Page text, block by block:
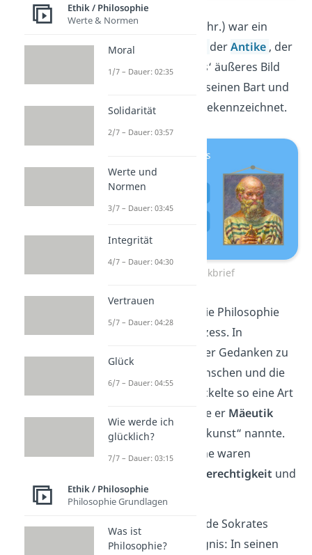
Sokrates(469 – 399 v. Chr.) war ein
griechischer
derAntike , der
in Athen lebte. Sokrates‘ äußeres Bild
wurde vor allem durch seinen Bart und
seine zerfurchte Stirn gekennzeichnet.
Sokrates Steckbrief
Für Sokrates bestand die Philosophie
aus einem offenen Prozess. In
versuchte er Gedanken zu
entwickeln, die den Menschen und die
Welt erklären. Er entwickelte so eine Art
des Philosophierens, die er Mäeutik
oder auch „Hebammenkunst“ nannte.
Thema seiner Gespräche waren
Gerechtigkeit und
dieSeele.
Seine Lebensweise wurde Sokrates
allerdings zum Verhängnis: In seinen
Ethik / Philosophie
Werte & Normen
Moral
1/7 – Dauer: 02:35
Solidarität
2/7 – Dauer: 03:57
Werte und
Normen
3/7 – Dauer: 03:45
Integrität
4/7 – Dauer: 04:30
Vertrauen
5/7 – Dauer: 04:28
Glück
6/7 – Dauer: 04:55
Wie werde ich
glücklich?
7/7 – Dauer: 03:15
Ethik / Philosophie
Philosophie Grundlagen
Was ist
Philosophie?